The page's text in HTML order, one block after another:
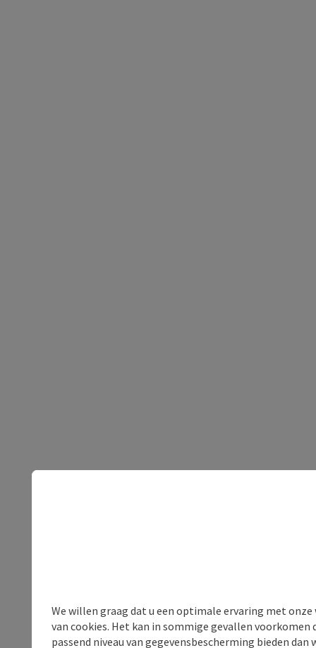
We willen graag dat u een optimale ervaring met
van cookies. Het kan in sommige gevallen voorkomen
passend niveau van gegevensbescherming bieden